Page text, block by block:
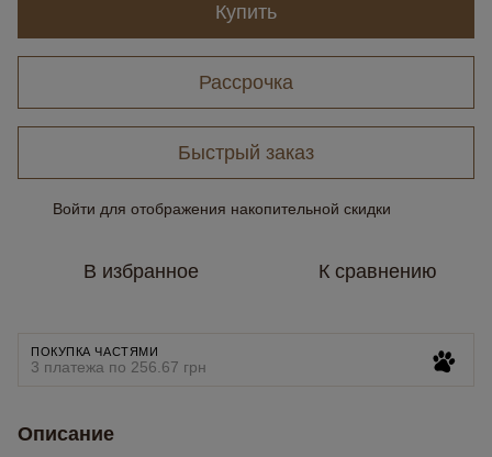
Купить
Рассрочка
Быстрый заказ
Войти для отображения накопительной скидки
В избранное К сравнению
ПОКУПКА ЧАСТЯМИ
3 платежа по 256.67 грн
Описание